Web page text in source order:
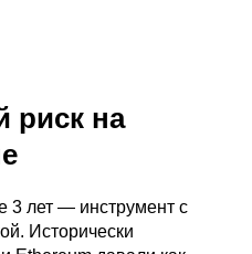
риск на
3 лет — инструмент с
Исторически